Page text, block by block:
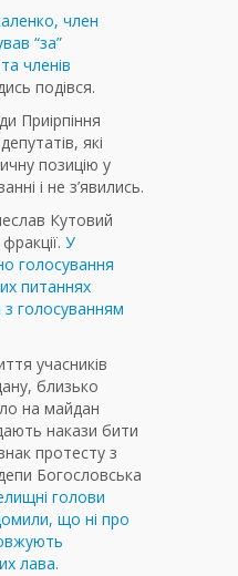
член
“за”
членів
подівся.
Приірпіння
які
позицію у
і не з’явились.
Кутовий
У
голосування
питаннях
з голосуванням
учасників
близько
на майдан
накази бити
протесту з
Богословська
голови
що ні про
лава.